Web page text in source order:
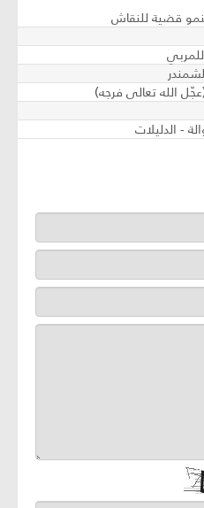
قضية للنقاش
الله تعالى فرجه)
- الدليلات